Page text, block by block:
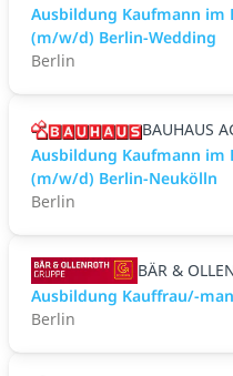
Ausbildung Kaufmann im
(m/w/d) Berlin-Wedding
Berlin
BAUHAUS
Ausbildung Kaufmann im
(m/w/d) Berlin-Neukölln
Berlin
BÄR &
Ausbildung Kauffrau/-
Berlin